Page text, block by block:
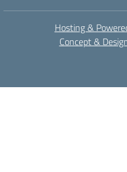
Hosting &
Concept &